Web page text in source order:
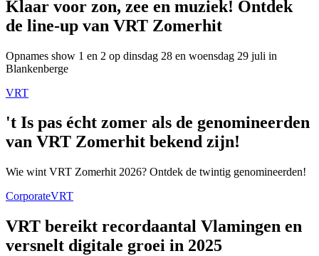
Klaar voor zon, zee en muziek! Ontdek
de line-up van VRT Zomerhit
Opnames show 1 en 2 op dinsdag 28 en woensdag 29 juli in
Blankenberge
VRT
't Is pas écht zomer als de genomineerden
van VRT Zomerhit bekend zijn!
Wie wint VRT Zomerhit 2026? Ontdek de twintig genomineerden!
CorporateVRT
VRT bereikt recordaantal Vlamingen en
versnelt digitale groei in 2025